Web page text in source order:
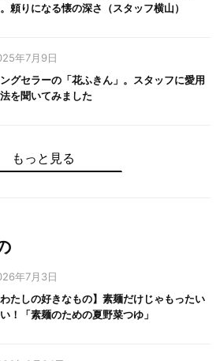
頼りになる懐の深さ（スタッフ横山）
年7月9日
グセラーの「花ふきん」。スタッフに愛用
を聞いてみました
仕事だからできる“いいもの”を作り続ける。
の老舗が届けたい、麻の魅力をのせた衣「中
川政七商店の謎を解く、6つの問いと1つの答
年先の日本に工芸があるように。中川政七
川政七商店スタッフが綴る「今日も、土鍋ま
わたしの好きなもの】素麺だけじゃもったい
もっと見る
年7月3日
わたしの好きなもの】素麺だけじゃもったい
！「素麺のための夏野菜つゆ」